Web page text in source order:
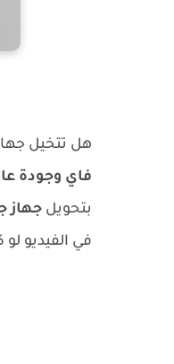
هل تتخيل
فاي وجودة
بتحويل جهاز
في الفيديو